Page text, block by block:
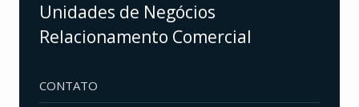
Unidades de Negócios
Relacionamento Comercial
CONTATO